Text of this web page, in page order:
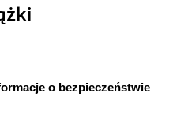
o bezpieczeństwie